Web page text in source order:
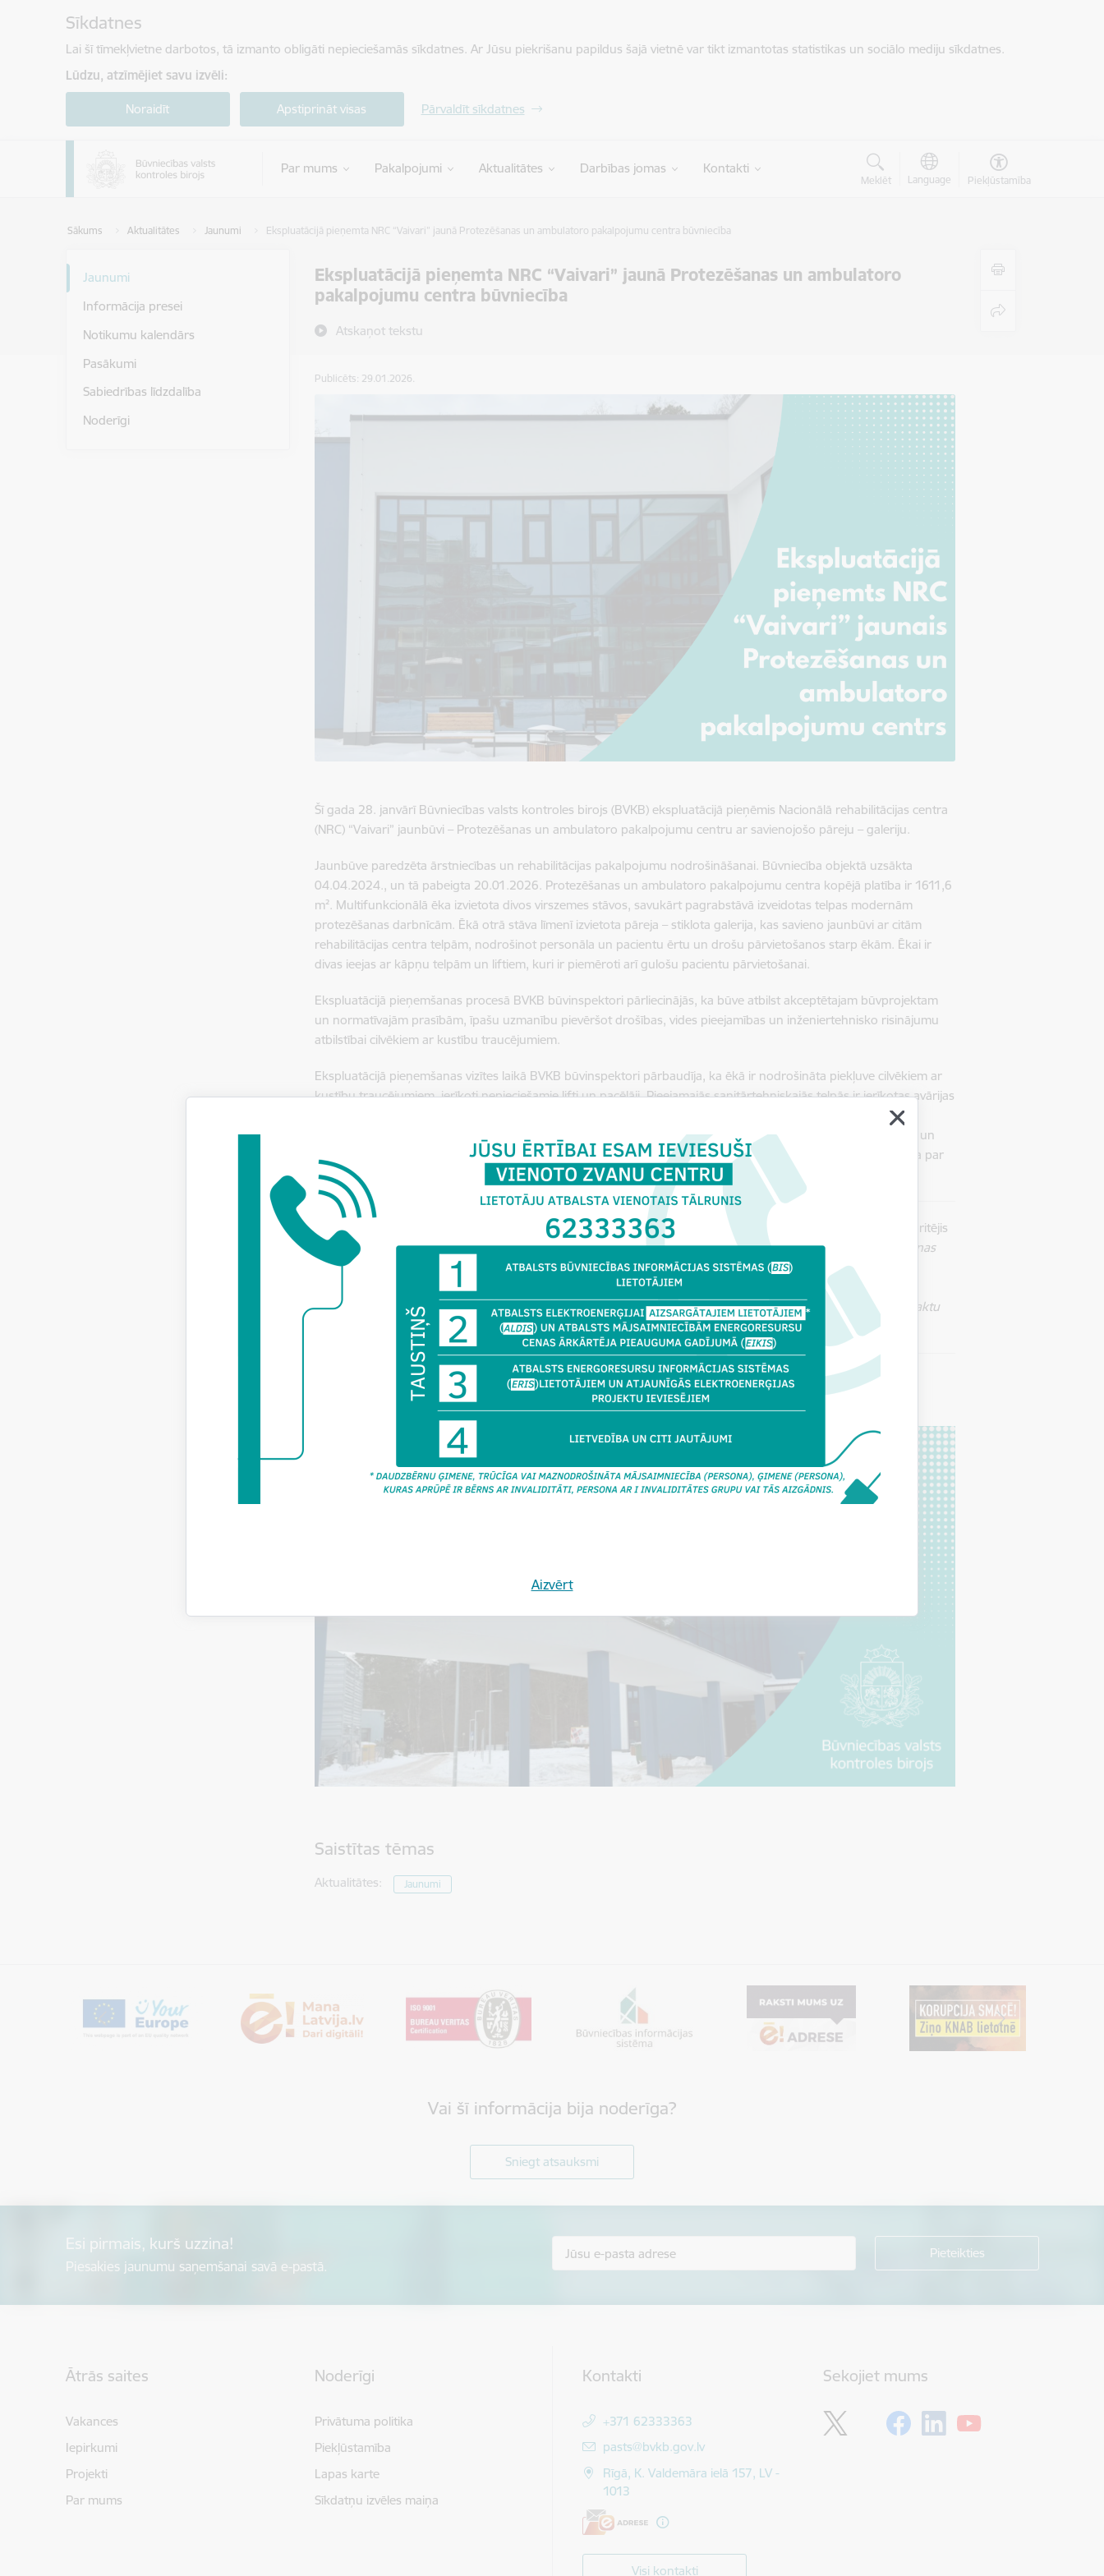
Sīkdatnes
Lai šī tīmekļvietne darbotos, tā izmanto obligāti nepieciešamās sīkdatnes. Ar Jūsu piekrišanu papildus šajā vietnē var tikt izmantotas statistikas un sociālo mediju sīkdatnes.
Lūdzu, atzīmējiet savu izvēli:
Noraidīt Apstiprināt visas Pārvaldīt sīkdatnes
Par mums Pakalpojumi Aktualitātes Darbības jomas Kontakti
Meklēt Language Piekļūstamība
Sākums Aktualitātes Jaunumi Ekspluatācijā pieņemta NRC “Vaivari” jaunā Protezēšanas un ambulatoro pakalpojumu centra būvniecība
Ekspluatācijā pieņemta NRC “Vaivari” jaunā Protezēšanas un ambulatoro
pakalpojumu centra būvniecība
Atskaņot tekstu
Aizvērt
Jaunumi
Informācija presei
Notikumu kalendārs
Pasākumi
Sabiedrības līdzdalība
Noderīgi
Publicēts: 29.01.2026.
Šī gada 28. janvārī Būvniecības valsts kontroles birojs (BVKB) ekspluatācijā pieņēmis Nacionālā rehabilitācijas centra
(NRC) “Vaivari” jaunbūvi – Protezēšanas un ambulatoro pakalpojumu centru ar savienojošo pāreju – galeriju.
Jaunbūve paredzēta ārstniecības un rehabilitācijas pakalpojumu nodrošināšanai. Būvniecība objektā uzsākta
04.04.2024., un tā pabeigta 20.01.2026. Protezēšanas un ambulatoro pakalpojumu centra kopējā platība ir 1611,6
m². Multifunkcionālā ēka izvietota divos virszemes stāvos, savukārt pagrabstāvā izveidotas telpas modernām
protezēšanas darbnīcām. Ēkā otrā stāva līmenī izvietota pāreja – stiklota galerija, kas savieno jaunbūvi ar citām
rehabilitācijas centra telpām, nodrošinot personāla un pacientu ērtu un drošu pārvietošanos starp ēkām. Ēkai ir
divas ieejas ar kāpņu telpām un liftiem, kuri ir piemēroti arī gulošu pacientu pārvietošanai.
Ekspluatācijā pieņemšanas procesā BVKB būvinspektori pārliecinājās, ka būve atbilst akceptētajam būvprojektam
un normatīvajām prasībām, īpašu uzmanību pievēršot drošības, vides pieejamības un inženiertehnisko risinājumu
atbilstībai cilvēkiem ar kustību traucējumiem.
Ekspluatācijā pieņemšanas vizītes laikā BVKB būvinspektori pārbaudīja, ka ēkā ir nodrošināta piekļuve cilvēkiem ar
kustību traucējumiem, ierīkoti nepieciešamie lifti un pacēlāji. Pieejamajās sanitārtehniskajās telpās ir ierīkotas avārijas
izsaukuma sistēmas personām ar kustību traucējumiem, kuru darbība pārbaudīta vizītes laikā. Ēkā ierīkotas
normatīvajām prasībām atbilstošas margas, slīpumi un durvju ailes, savukārt evakuācijas ceļi ir skaidri marķēti un
apzīmēti ar nepieciešamajām norādēm, tostarp Braila rakstā. Tāpat ēkā izvietota visa nepieciešamā informācija par
inženiertehnisko sistēmu darbību un to shēmām.
BVKB direktore
uzsver, ka projekta īstenošanas un pieņemšanas ekspluatācijā process noritējis
konstruktīvā un profesionālā gaisotnē:“Sadarbība starp BVKB, pasūtītāju un būvnieku projekta īstenošanas
laikā bijusi profesionāla un uz sadarbību vērsta, visām pusēm izprotot būves lielo nozīmi cilvēkiem ar
funkcionāliem traucējumiem. Visi darbi, BVKB sniegtie ieteikumi un nepieciešamie precizējumi tika veikti
operatīvi, kas ļāva nodrošināt, ka objekts tiek pieņemts ekspluatācijā plānotajā laikā, ievērojot normatīvo aktu
prasības, kā arī rehabilitācijas iestādēm noteiktos augstos drošības un pieejamības standartus.”
BVKB norāda, ka objekta pieņemšana ekspluatācijā apliecina tā gatavību drošai un normatīvajām prasībām
atbilstošai lietošanai un ir pēdējais oficiālais solis, kas apliecina būvniecības procesa pabeigšanu.
Saistītas tēmas
Aktualitātes: Jaunumi
Vai šī informācija bija noderīga?
Sniegt atsauksmi
Esi pirmais, kurš uzzina!
Piesakies jaunumu saņemšanai savā e-pastā.
Ātrās saites
Vakances
Iepirkumi
Projekti
Par mums
Noderīgi
Privātuma politika
Piekļūstamība
Lapas karte
Sīkdatņu izvēles maiņa
Kontakti
+371 62333363
E-pasts:
pasts@bvkb.gov.lv
Rīgā, K. Valdemāra ielā 157, LV -
1013
Visi kontakti
Sekojiet mums